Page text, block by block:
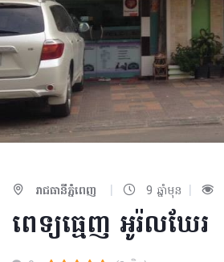
រាជធានីភ្នំពេញ | 9 ឆ្នាំមុន |
ពេទ្យធ្មេញ អូរ៉លឃែរ